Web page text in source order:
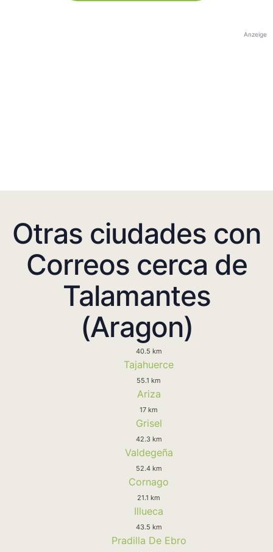
Anzeige
Otras ciudades con
Correos cerca de
Talamantes
(Aragon)
40.5 km
Tajahuerce
55.1 km
Ariza
17 km
Grisel
42.3 km
Valdegeña
52.4 km
Cornago
21.1 km
Illueca
43.5 km
Pradilla De Ebro